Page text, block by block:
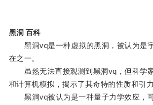
黑洞 百科
黑洞vq是一种虚拟的黑洞，被认为是
在之一。
虽然无法直接观测到黑洞vq，但科学
和计算机模拟，揭示了其奇特的性质和引力
黑洞vq被认为是一种量子力学效应，